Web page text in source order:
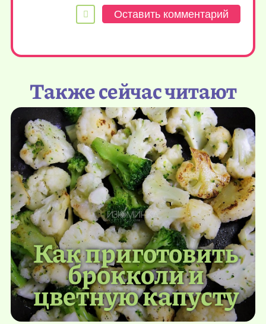
Также сейчас читают
Как приготовить
брокколи и
цветную капусту